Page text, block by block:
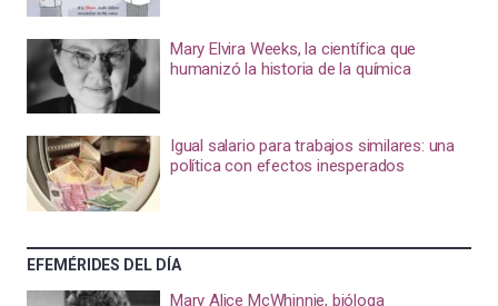
Mary Elvira Weeks, la científica que
humanizó la historia de la química
Igual salario para trabajos similares: una
política con efectos inesperados
EFEMÉRIDES DEL DÍA
Mary Alice McWhinnie, bióloga